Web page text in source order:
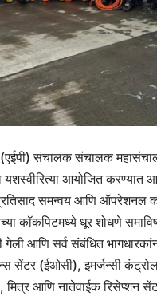
(एईपी) संचालक संचालक
यशस्वीरित्या आयोजित करण्यात
प्रतिसाद समन्वय आणि ऑपरेशनल
कॉकपिटमध्ये धूर शोधणे
आणि सर्व संबंधित
सेंटर (ईओसी), इमर्जन्सी
आणि नातेवाईक रिसेप्शन